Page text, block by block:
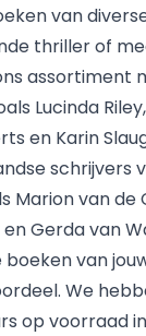
van
thrillerof
assortiment
Lucinda Riley
en Karin
schrijvers
Marion van de
en Gerda van
boeken van
We
op voorraad